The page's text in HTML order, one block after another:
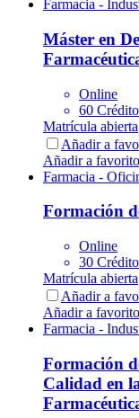
Farmacia -
Máster en
Online
60
Matrícula abierta
Añadir a
Añadir a
Farmacia -
Formación
Online
30
Matrícula abierta
Añadir a
Añadir a
Farmacia -
Formación
Calidad en